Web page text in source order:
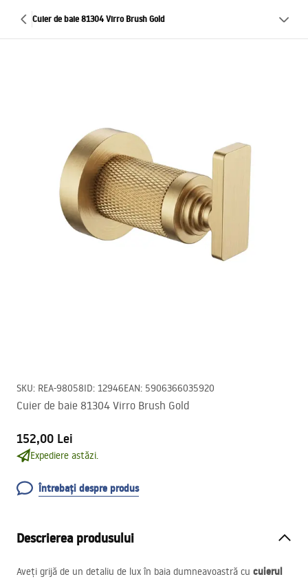
Cuier de baie 81304 Virro Brush Gold
SKU: REA-98058ID: 12946EAN: 5906366035920
Cuier de baie 81304 Virro Brush Gold
152,00 Lei
Expediere astăzi.
Întrebați despre produs
Descrierea produsului
Aveți grijă de un detaliu de lux în baia dumneavoastră cu cuierul